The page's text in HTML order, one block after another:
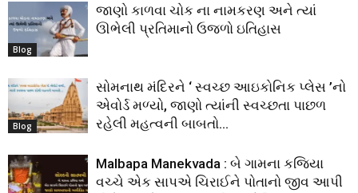
Blog
જાણો કાળવા ચોક ના નામકરણ અને ત્યાં
ઊભેલી પ્રતિમાનો ઉજળો ઇતિહાસ
Blog
સોમનાથ મંદિરને ‘ સ્વચ્છ આઇકોનિક પ્લેસ ’નો
એવોર્ડ મળ્યો, જાણો ત્યાંની સ્વચ્છતા પાછળ
રહેલી મહત્વની બાબતો…
Malbapa Manekvada : બે ગામના કજિયા
વચ્ચે એક સાપએ ચિરાઈને પોતાનો જીવ આપી